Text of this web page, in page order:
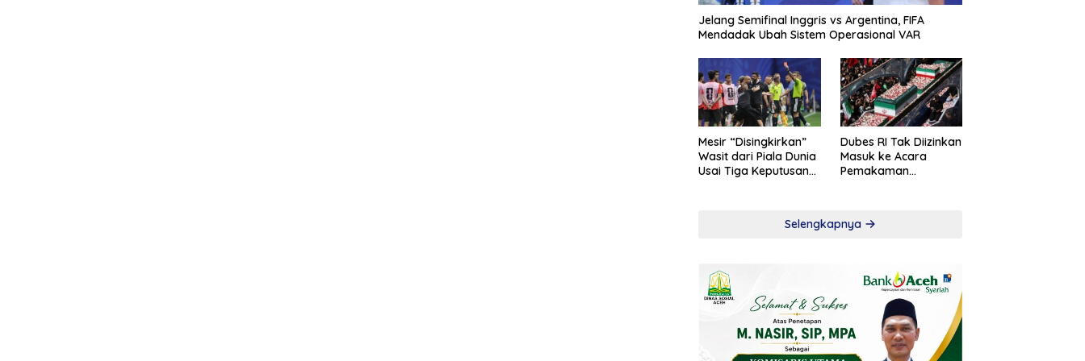
Jelang Semifinal Inggris vs Argentina, FIFA
Mendadak Ubah Sistem Operasional VAR
Mesir “Disingkirkan”
Wasit dari Piala Dunia
Usai Tiga Keputusan
Dubes RI Tak Diizinkan
Masuk ke Acara
Pemakaman
Selengkapnya